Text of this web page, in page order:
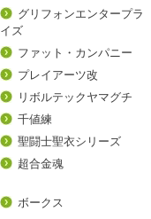
グリフォンエンタープラ
イズ
ファット・カンパニー
プレイアーツ改
リボルテックヤマグチ
千値練
聖闘士聖衣シリーズ
超合金魂
ボークス